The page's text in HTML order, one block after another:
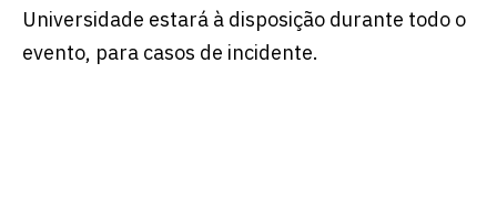
Universidade estará à disposição durante todo o
evento, para casos de incidente.